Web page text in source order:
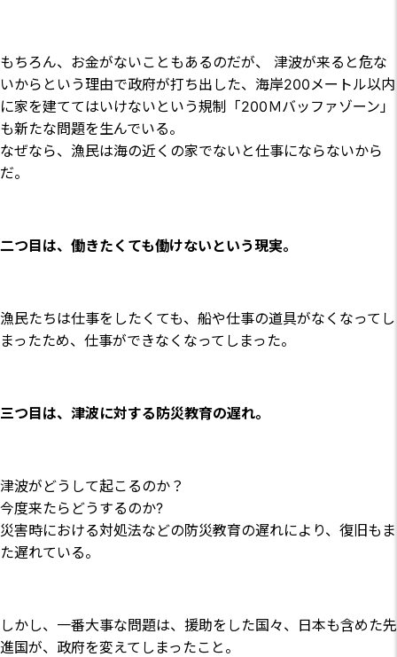
もちろん、お金がないこともあるのだが、 津波が来ると危な
いからという理由で政府が打ち出した、海岸200メートル以内
に家を建ててはいけないという規制「200Ｍバッファゾーン」
も新たな問題を生んでいる。
なぜなら、漁民は海の近くの家でないと仕事にならないから
だ。
二つ目は、働きたくても働けないという現実。
漁民たちは仕事をしたくても、船や仕事の道具がなくなってし
まったため、仕事ができなくなってしまった。
三つ目は、津波に対する防災教育の遅れ。
津波がどうして起こるのか？
今度来たらどうするのか?
災害時における対処法などの防災教育の遅れにより、復旧もま
た遅れている。
しかし、一番大事な問題は、援助をした国々、日本も含めた先
進国が、政府を変えてしまったこと。